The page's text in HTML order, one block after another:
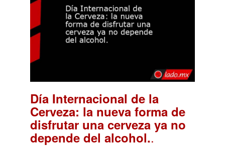
Día Internacional de la
Cerveza: la nueva forma de
disfrutar una cerveza ya no
depende del alcohol..